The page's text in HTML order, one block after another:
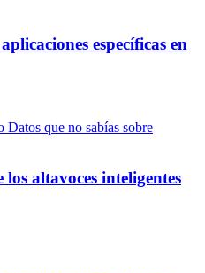
específicas en
altavoces inteligentes